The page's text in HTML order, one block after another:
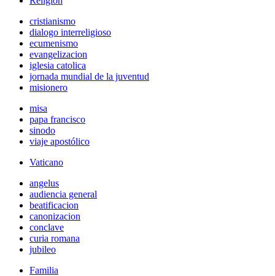
cristianismo
dialogo interreligioso
ecumenismo
evangelizacion
iglesia catolica
jornada mundial de la juventud
misionero
misa
papa francisco
sinodo
viaje apostólico
Vaticano
angelus
audiencia general
beatificacion
canonizacion
conclave
curia romana
jubileo
Familia